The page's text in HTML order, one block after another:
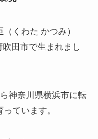
くわた かつみ）
田市で生まれまし
神奈川県横浜市に転
ています。